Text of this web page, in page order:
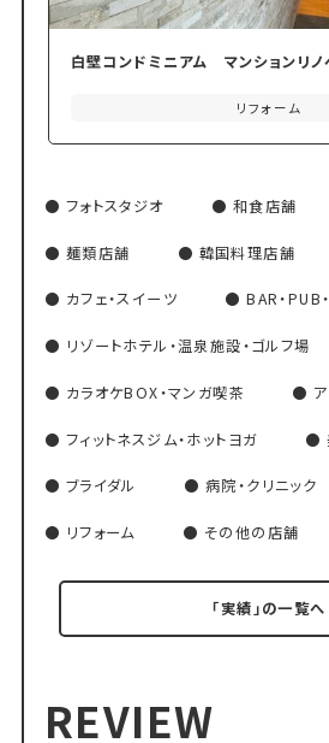
白壁コンドミニアム マンションリノ
リフォーム
フォトスタジオ 和食店舗
麺類店舗 韓国料理店舗
カフェ・スイーツ BAR・PUB
リゾートホテル・温泉施設・ゴルフ場
カラオケBOX・マンガ喫茶
フィットネスジム・ホットヨガ
ブライダル 病院・クリニック
リフォーム その他の店舗
「実績」の一覧へ
REVIEW